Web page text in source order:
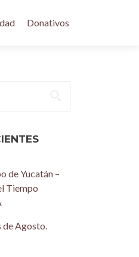
Donativos
de Yucatán –
Tiempo
Agosto.